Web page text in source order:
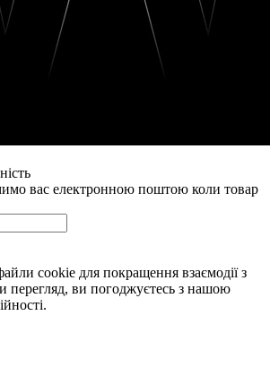
вас електронною поштою коли товар
cookie для покращення взаємодії з
ви погоджуєтесь з нашою